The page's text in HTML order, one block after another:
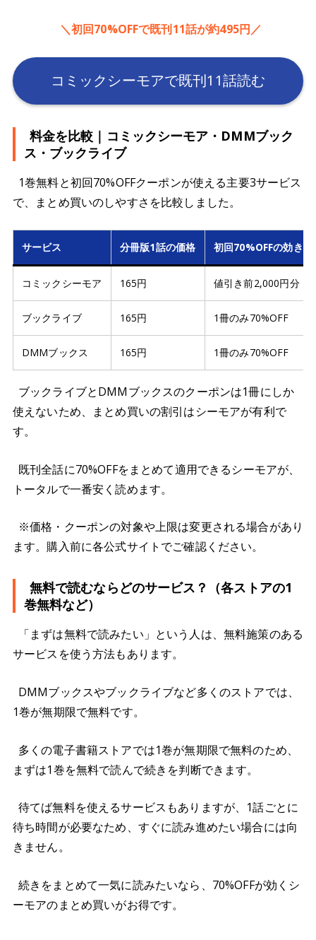
＼初回70%OFFで既刊11話が約495円／
コミックシーモアで既刊11話読む
料金を比較｜コミックシーモア・DMMブック
ス・ブックライブ
1巻無料と初回70%OFFクーポンが使える主要3サービス
で、まとめ買いのしやすさを比較しました。
サービス 分冊版1話の価格 初回70%OFFの効き方
コミックシーモア 165円 値引き前2,000円分（
ブックライブ 165円 1冊のみ70%OFF
DMMブックス 165円 1冊のみ70%OFF
ブックライブとDMMブックスのクーポンは1冊にしか
使えないため、まとめ買いの割引はシーモアが有利で
す。
既刊全話に70%OFFをまとめて適用できるシーモアが、
トータルで一番安く読めます。
※価格・クーポンの対象や上限は変更される場合があり
ます。購入前に各公式サイトでご確認ください。
無料で読むならどのサービス？（各ストアの1
巻無料など）
「まずは無料で読みたい」という人は、無料施策のある
サービスを使う方法もあります。
DMMブックスやブックライブなど多くのストアでは、
1巻が無期限で無料です。
多くの電子書籍ストアでは1巻が無期限で無料のため、
まずは1巻を無料で読んで続きを判断できます。
待てば無料を使えるサービスもありますが、1話ごとに
待ち時間が必要なため、すぐに読み進めたい場合には向
きません。
続きをまとめて一気に読みたいなら、70%OFFが効くシ
ーモアのまとめ買いがお得です。